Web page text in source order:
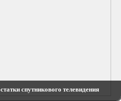
спутникового телевидения